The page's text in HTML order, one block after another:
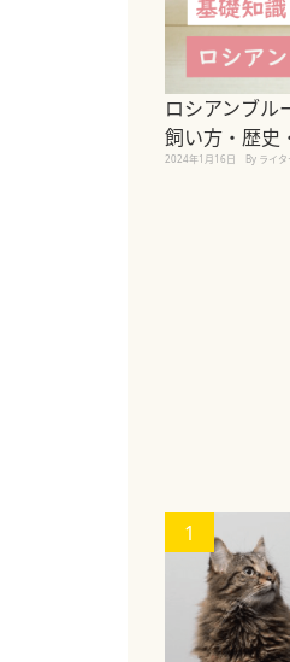
ロシアンブル
飼い方・歴史
2024年1月16日 By ライ
1